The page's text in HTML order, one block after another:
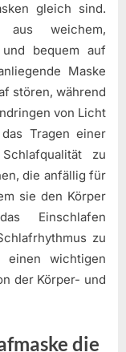
gleich sind.
weichem,
und bequem auf
Maske
stören, während
von Licht
Tragen einer
zu
die anfällig für
sie den Körper
Einschlafen
zu
einen wichtigen
der Körper- und
die